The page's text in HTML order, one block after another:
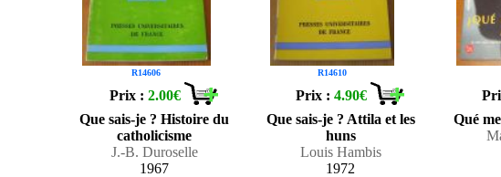
R14606
Prix :2.00€
Que sais-je ? Histoire du
catholicisme
J.-B. Duroselle
1967
R14610
Prix :4.90€
Que sais-je ? Attila et les
huns
Louis Hambis
1972
Qué